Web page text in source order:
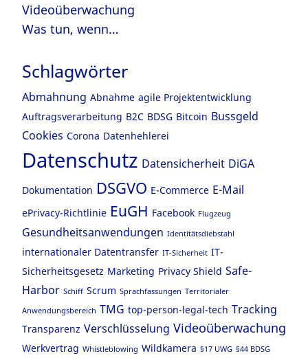
Videoüberwachung
Was tun, wenn…
Schlagwörter
Abmahnung Abnahme agile Projektentwicklung
Auftragsverarbeitung B2C BDSG Bitcoin Bussgeld
Cookies Corona Datenhehlerei
Datenschutz Datensicherheit DiGA
Dokumentation DSGVO E-Commerce E-Mail
ePrivacy-Richtlinie EuGH Facebook Flugzeug
Gesundheitsanwendungen Identitätsdiebstahl
internationaler Datentransfer IT-Sicherheit IT-
Sicherheitsgesetz Marketing Privacy Shield Safe-
Harbor Schiff Scrum Sprachfassungen Territorialer
Anwendungsbereich TMG top-person-legal-tech Tracking
Transparenz Verschlüsselung Videoüberwachung
Werkvertrag Whistleblowing Wildkamera §17 UWG §44 BDSG